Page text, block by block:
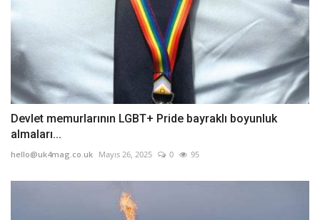
Devlet memurlarının LGBT+ Pride bayraklı boyunluk
almaları...
hello@uk4mag.co.uk Mayıs 26, 2025 0 95